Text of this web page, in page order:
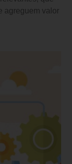
agreguem valor